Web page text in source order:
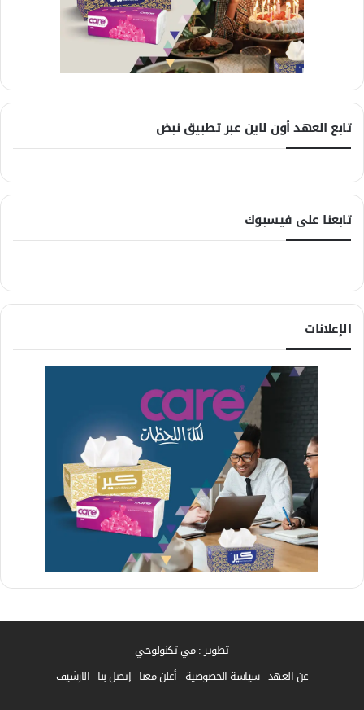
تابع العهد أون لاين عبر تطبيق نبض
تابعنا على فيسبوك
الإعلانات
تطوير : مي تكنولوجي
عن العهد سياسة الخصوصية أعلن معنا إتصل بنا الارشيف